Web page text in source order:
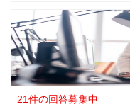
僚・上司から見ても
動などってあります
21件の回答募集中